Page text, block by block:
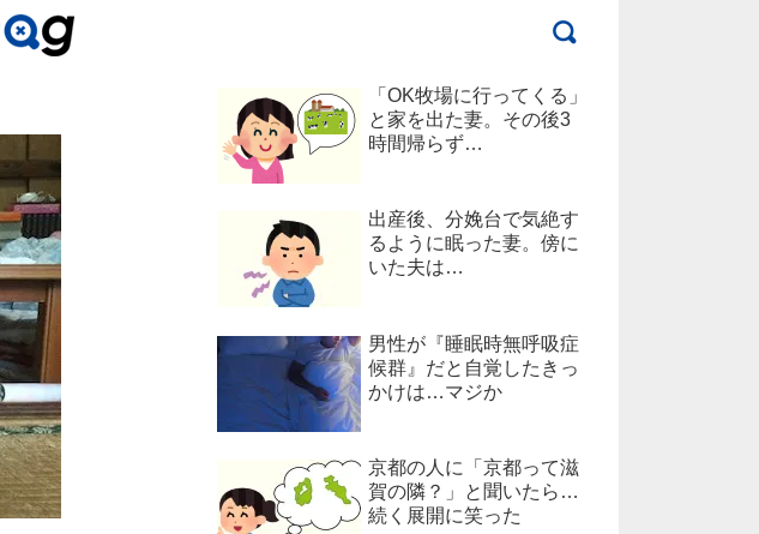
「OK牧場に行ってくる」
と家を出た妻。その後3
時間帰らず…
出産後、分娩台で気絶す
るように眠った妻。傍に
いた夫は…
男性が『睡眠時無呼吸症
候群』だと自覚したきっ
かけは…マジか
京都の人に「京都って滋
賀の隣？」と聞いたら…
続く展開に笑った